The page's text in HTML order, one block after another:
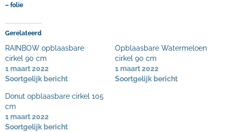
– folie
Gerelateerd
RAINBOW opblaasbare
cirkel 90 cm
1 maart 2022
Soortgelijk bericht
Opblaasbare Watermeloen
cirkel 90 cm
1 maart 2022
Soortgelijk bericht
Donut opblaasbare cirkel 105
cm
1 maart 2022
Soortgelijk bericht